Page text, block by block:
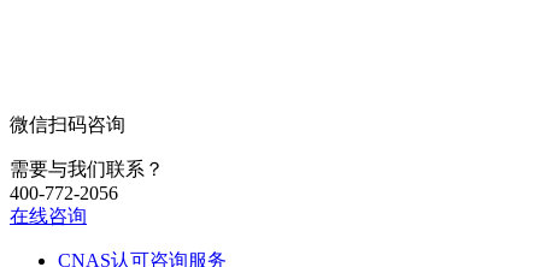
微信扫码咨询
需要与我们联系？
400-772-2056
在线咨询
CNAS认可咨询服务